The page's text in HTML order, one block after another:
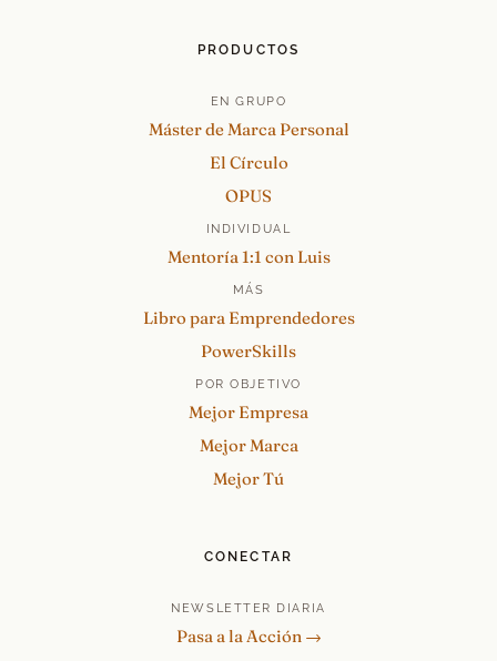
PRODUCTOS
EN GRUPO
Máster de Marca Personal
El Círculo
OPUS
INDIVIDUAL
Mentoría 1:1 con Luis
MÁS
Libro para Emprendedores
PowerSkills
POR OBJETIVO
Mejor Empresa
Mejor Marca
Mejor Tú
CONECTAR
NEWSLETTER DIARIA
Pasa a la Acción →